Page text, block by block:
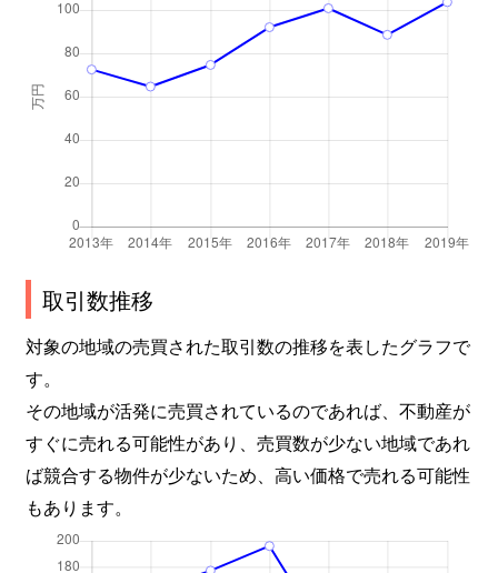
取引数推移
対象の地域の売買された取引数の推移を表したグラフで
す。
その地域が活発に売買されているのであれば、不動産が
すぐに売れる可能性があり、売買数が少ない地域であれ
ば競合する物件が少ないため、高い価格で売れる可能性
もあります。